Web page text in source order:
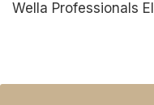
Wella Professionals